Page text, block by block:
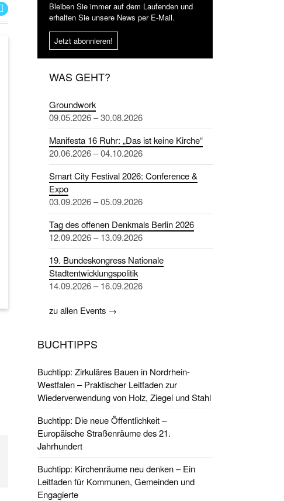
Bleiben Sie immer auf dem Laufenden und
erhalten Sie unsere News per E-Mail.
Jetzt abonnieren!
WAS GEHT?
Groundwork
09.05.2026 – 30.08.2026
Manifesta 16 Ruhr: „Das ist keine Kirche“
20.06.2026 – 04.10.2026
Smart City Festival 2026: Conference &
Expo
03.09.2026 – 05.09.2026
Tag des offenen Denkmals Berlin 2026
12.09.2026 – 13.09.2026
19. Bundeskongress Nationale
Stadtentwicklungspolitik
14.09.2026 – 16.09.2026
zu allen Events →
BUCHTIPPS
Buchtipp: Zirkuläres Bauen in Nordrhein-
Westfalen – Praktischer Leitfaden zur
Wiederverwendung von Holz, Ziegel und Stahl
Buchtipp: Die neue Öffentlichkeit –
Europäische Straßenräume des 21.
Jahrhundert
Buchtipp: Kirchenräume neu denken – Ein
Leitfaden für Kommunen, Gemeinden und
Engagierte